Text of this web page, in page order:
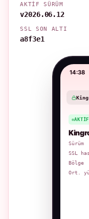
AKTIF SÜRÜM
v2026.06.12
SSL SON ALTI
a8f3e1
14:38
Sürüm
SSL
Bölge
Ort.